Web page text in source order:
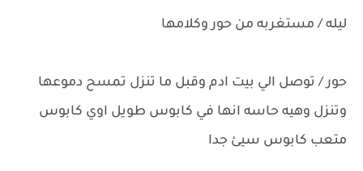
ليله / مستغربه من حور وكلامها
حور / توصل الي بيت ادم وقبل ما تنزل تمسح دموعها
وتنزل وهيه حاسه انها في كابوس طويل اوي كابوس
متعب كابوس سيئ جدا